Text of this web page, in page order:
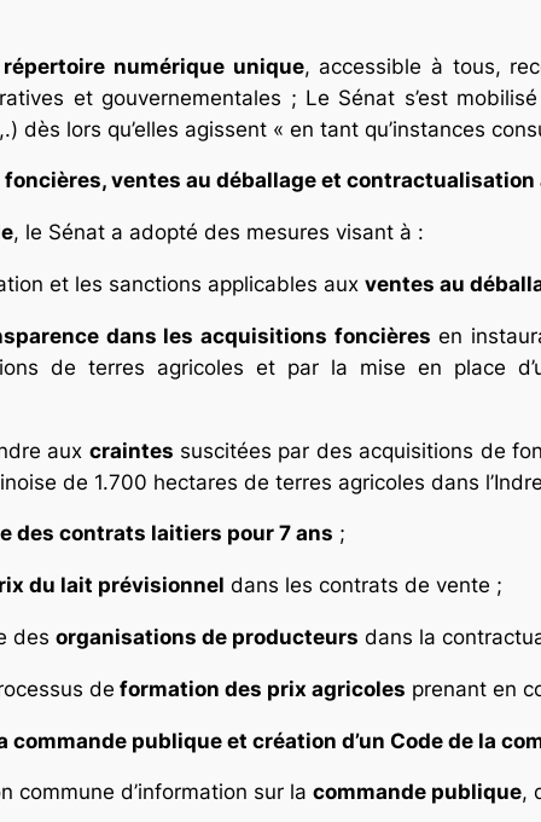
répertoire numérique unique, accessible à tous,
et gouvernementales ; Le Sénat s’est
dès lors qu’elles agissent « en tant qu’instances
ventes au déballage et contractualisation
, le Sénat a adopté des mesures visant à :
et les sanctions applicables aux ventes au
dans les acquisitions foncières en
de terres agricoles et par la mise en place
aux craintes suscitées par des acquisitions de
de 1.700 hectares de terres agricoles dans
des contrats laitiers pour 7 ans ;
du lait prévisionnel dans les contrats de vente ;
des organisations de producteurs dans la
de formation des prix agricoles prenant en
commande publique et création d’un Code de la
commune d’information sur la commande publique,